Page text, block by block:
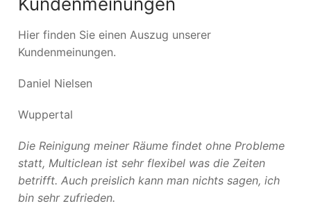
Hier finden Sie einen Auszug unserer
Kundenmeinungen.
Daniel Nielsen
Wuppertal
Die Reinigung meiner Räume findet ohne Probleme
statt, Multiclean ist sehr flexibel was die Zeiten
betrifft. Auch preislich kann man nichts sagen, ich
bin sehr zufrieden.